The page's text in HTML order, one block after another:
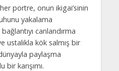
portre, onun ikigai’sinin
yakalama
canlandırma
ustalıkla kök salmış bir
paylaşma
karışımı.